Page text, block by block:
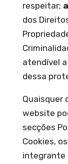
respeitar;
dos
atendível
dessa
Quaisquer
website
secções
Cookies,
integrante